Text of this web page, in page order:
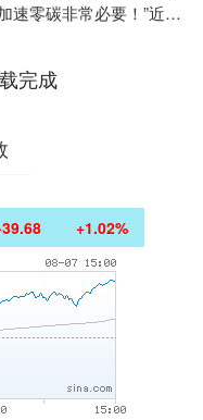
速零碳非常必要！”近
完成
+1.02%